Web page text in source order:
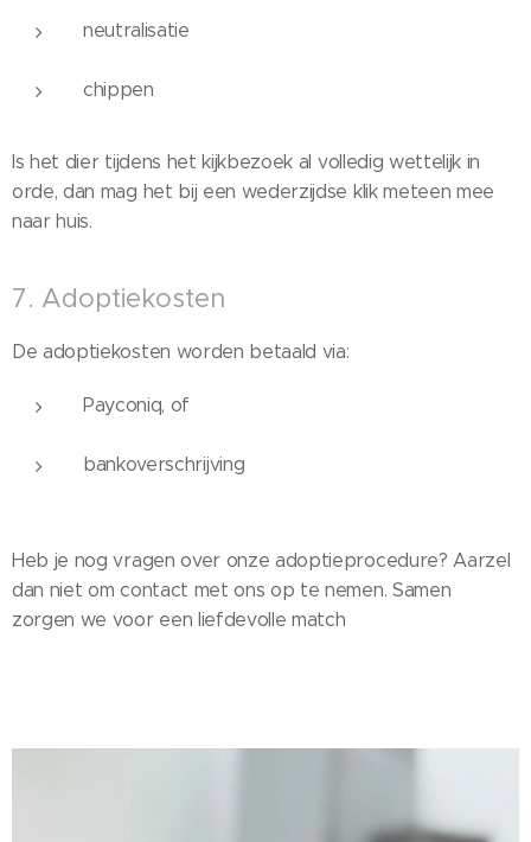
neutralisatie
chippen
Is het dier tijdens het kijkbezoek al volledig wettelijk in
orde, dan mag het bij een wederzijdse klik meteen mee
naar huis.
7. Adoptiekosten
De adoptiekosten worden betaald via:
Payconiq, of
bankoverschrijving
Heb je nog vragen over onze adoptieprocedure? Aarzel
dan niet om contact met ons op te nemen. Samen
zorgen we voor een liefdevolle match 💕🐾